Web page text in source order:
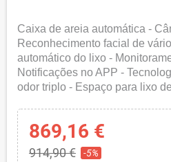
Caixa de areia automática -
Reconhecimento facial de
automático do lixo -
Notificações no APP -
odor triplo - Espaço para lixo
869,16 €
914,90 € -5%